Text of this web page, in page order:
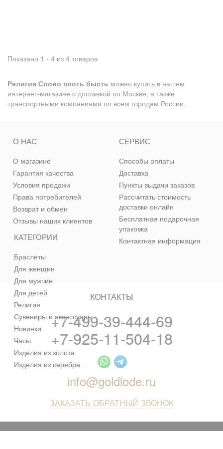
Показано 1 - 4 из 4 товаров
Религия Слово плоть бысть можно купить в нашем
интернет-магазине с доставкой по Москве, а также
транспортными компаниями по всем городам России.
КАТЕГОРИИ
Браслеты
Для женщин
Для мужчин
Для детей
Религия
Сувениры и аксессуары
Новинки
Часы
Изделия из золота
Изделия из серебра
О НАС
О магазине
Гарантия качества
Условия продажи
Права потребителей
Возврат и обмен
Отзывы наших клиентов
СЕРВИС
Способы оплаты
Доставка
Пункты выдачи заказов
Рассчитать стоимость
доставки онлайн
Бесплатная подарочная
упаковка
Контактная информация
КОНТАКТЫ
+7-499-39-444-69
+7-925-11-504-18
info@goldlode.ru
ЗАКАЗАТЬ ОБРАТНЫЙ ЗВОНОК